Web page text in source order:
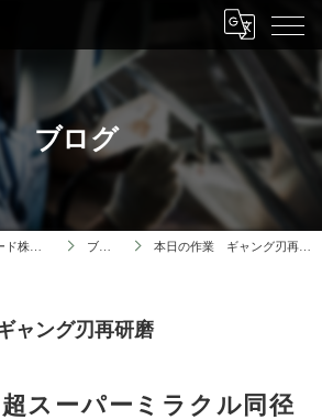
ブログ
千葉の研磨は三起ブレード株式会社 ブログ 本日の作業 ギャング刃再研磨
ャング刃再研磨
スーパーミラクル同径